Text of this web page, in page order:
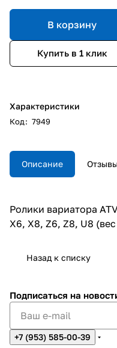
В корзину
Купить в 1 клик
Характеристики
Код: 7949
Описание Отзывы
Ролики вариатора
X6, X8, Z6, Z8, U8
Назад к списку
Подписаться на
+7 (953) 585-00-39